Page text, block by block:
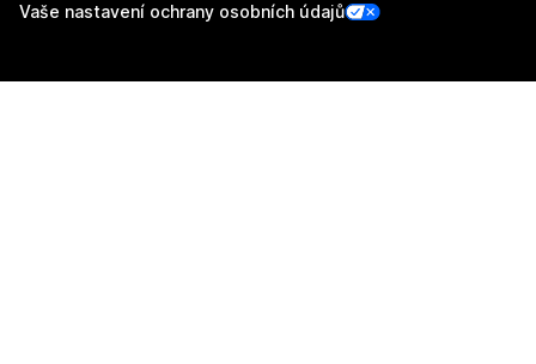
Vaše nastavení ochrany osobních údajů